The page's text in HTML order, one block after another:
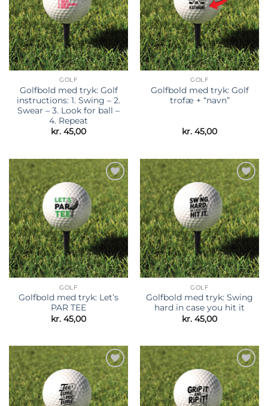
GOLF
Golfbold med tryk: Golf
instructions: 1. Swing – 2.
Swear – 3. Look for ball –
4. Repeat
kr. 45,00
GOLF
Golfbold med tryk: Golf
trofæ + “navn”
kr. 45,00
Tilføj til
ønskeliste
GOLF
Golfbold med tryk: Let’s
PAR TEE
kr. 45,00
Tilføj til
ønskeliste
GOLF
Golfbold med tryk: Swing
hard in case you hit it
kr. 45,00
Tilføj til
ønskeliste
Tilføj til
ønskeliste